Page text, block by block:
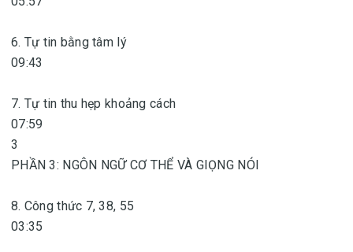
6. Tự tin bằng tâm lý
09:43
7. Tự tin thu hẹp khoảng cách
07:59
3
PHẦN 3: NGÔN NGỮ CƠ THỂ VÀ GIỌNG NÓI
8. Công thức 7, 38, 55
03:35